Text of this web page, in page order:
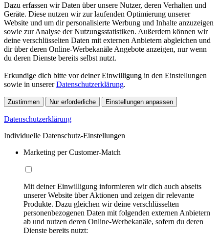
Dazu erfassen wir Daten über unsere Nutzer, deren Verhalten und
Geräte. Diese nutzen wir zur laufenden Optimierung unserer
Website und um dir personalisierte Werbung und Inhalte anzuzeigen
sowie zur Analyse der Nutzungsstatistiken. Außerdem können wir
deine verschlüsselten Daten mit externen Anbietern abgleichen und
dir über deren Online-Werbekanäle Angebote anzeigen, nur wenn
du deren Dienste bereits selbst nutzt.
Erkundige dich bitte vor deiner Einwilligung in den Einstellungen
sowie in unsererDatenschutzerklärung.
Zustimmen Nur erforderliche Einstellungen anpassen
Datenschutzerklärung
Individuelle Datenschutz-Einstellungen
Marketing per Customer-Match
Mit deiner Einwilligung informieren wir dich auch abseits
unserer Website über Aktionen und zeigen dir relevante
Produkte. Dazu gleichen wir deine verschlüsselten
personenbezogenen Daten mit folgenden externen Anbietern
ab und nutzen deren Online-Werbekanäle, sofern du deren
Dienste bereits nutzt: